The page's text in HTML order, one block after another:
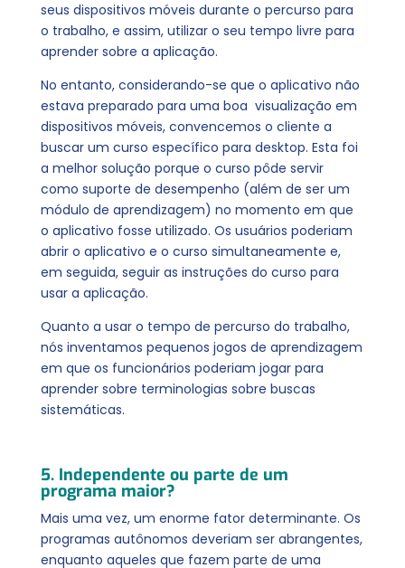
seus dispositivos móveis durante o percurso para
o trabalho, e assim, utilizar o seu tempo livre para
aprender sobre a aplicação.
No entanto, considerando-se que o aplicativo não
estava preparado para uma boa visualização em
dispositivos móveis, convencemos o cliente a
buscar um curso específico para desktop. Esta foi
a melhor solução porque o curso pôde servir
como suporte de desempenho (além de ser um
módulo de aprendizagem) no momento em que
o aplicativo fosse utilizado. Os usuários poderiam
abrir o aplicativo e o curso simultaneamente e,
em seguida, seguir as instruções do curso para
usar a aplicação.
Quanto a usar o tempo de percurso do trabalho,
nós inventamos pequenos jogos de aprendizagem
em que os funcionários poderiam jogar para
aprender sobre terminologias sobre buscas
sistemáticas.
5. Independente ou parte de um
programa maior?
Mais uma vez, um enorme fator determinante. Os
programas autônomos deveriam ser abrangentes,
enquanto aqueles que fazem parte de uma